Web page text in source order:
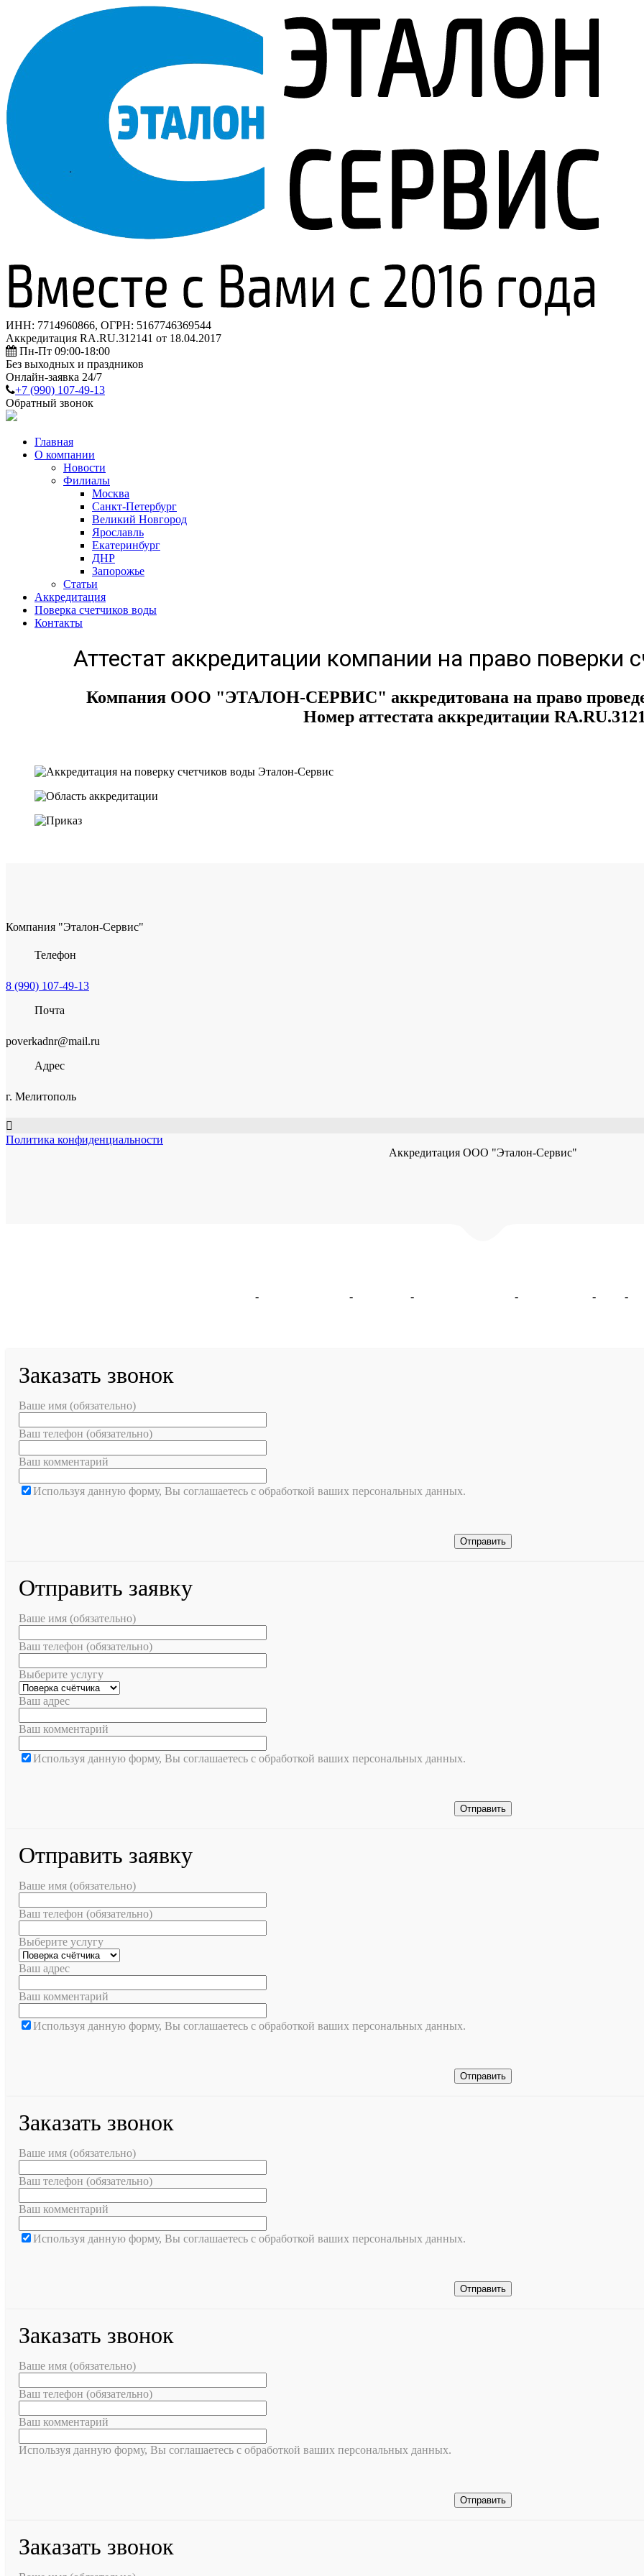
ИНН: 7714960866, ОГРН: 5167746369544
Аккредитация RA.RU.312141 от 18.04.2017
Пн-Пт 09:00-18:00
Без выходных и праздников
Онлайн-заявка 24/7
+7 (990) 107-49-13
Обратный звонок
Главная
О компании
Новости
Филиалы
Москва
Санкт-Петербург
Великий Новгород
Ярославль
Екатеринбург
ДНР
Запорожье
Статьи
Аккредитация
Поверка счетчиков воды
Контакты
Аттестат аккредитации компании на право поверки
Компания ООО "ЭТАЛОН-СЕРВИС" аккредитована на право
Номер аттестата аккредитации
Компания "Эталон-Сервис"
Телефон
8 (990) 107-49-13
Почта
poverkadnr@mail.ru
Адрес
г. Мелитополь
Политика конфиденциальности
Аккредитация ООО "Эталон-Сервис"
- - - - - -
Заказать звонок
Ваше имя (обязательно)
Ваш телефон (обязательно)
Ваш комментарий
Используя данную форму, Вы соглашаетесь с обработкой ваших персональных данных.
Отправить заявку
Ваше имя (обязательно)
Ваш телефон (обязательно)
Выберите услугу
Ваш адрес
Ваш комментарий
Используя данную форму, Вы соглашаетесь с обработкой ваших персональных данных.
Отправить заявку
Ваше имя (обязательно)
Ваш телефон (обязательно)
Выберите услугу
Ваш адрес
Ваш комментарий
Используя данную форму, Вы соглашаетесь с обработкой ваших персональных данных.
Заказать звонок
Ваше имя (обязательно)
Ваш телефон (обязательно)
Ваш комментарий
Используя данную форму, Вы соглашаетесь с обработкой ваших персональных данных.
Заказать звонок
Ваше имя (обязательно)
Ваш телефон (обязательно)
Ваш комментарий
Используя данную форму, Вы соглашаетесь с обработкой ваших персональных данных.
Заказать звонок